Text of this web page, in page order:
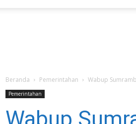
Beranda Pemerintahan Wabup
Pemerintahan